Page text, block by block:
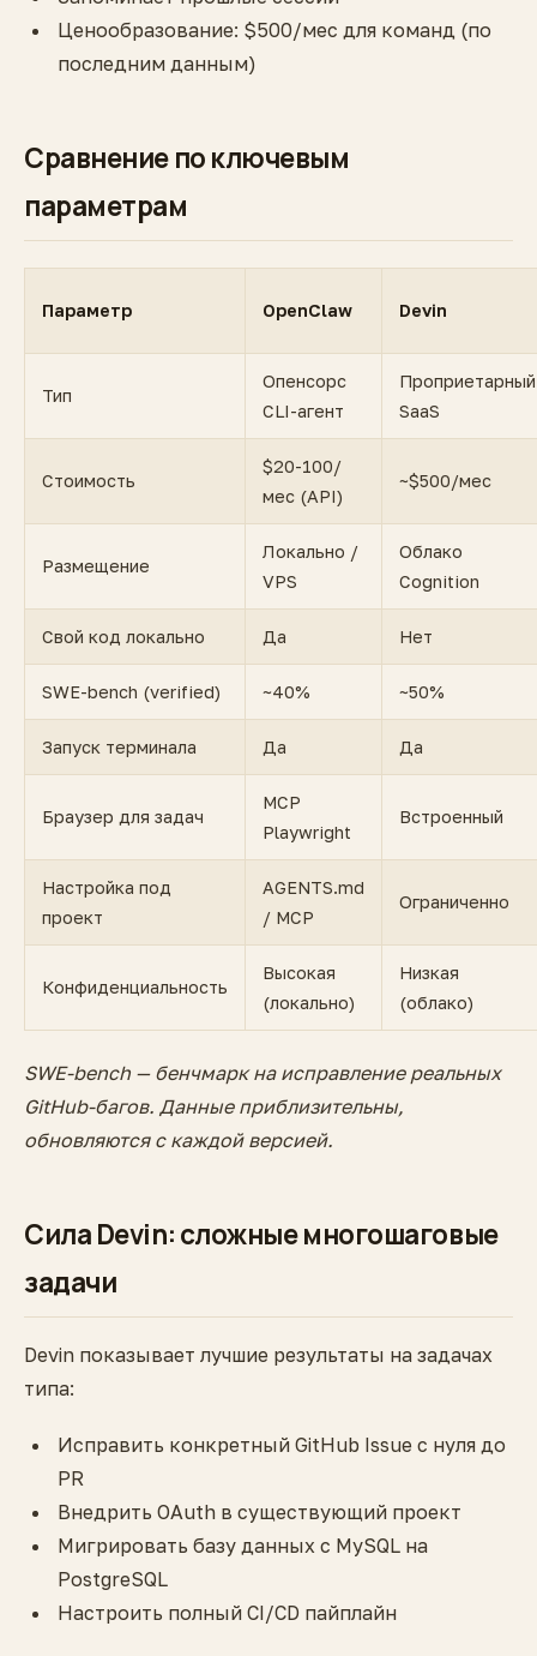
Ценообразование: $500/мес для команд (по
последним данным)
Сравнение по ключевым
параметрам
Параметр OpenClaw Devin
Тип
Опенсорс
CLI-агент
Проприетарный
SaaS
Стоимость
$20-100/
мес (API)
~$500/мес
Размещение
Локально /
VPS
Облако
Cognition
Свой код локально Да Нет
SWE-bench (verified) ~40% ~50%
Запуск терминала Да Да
Браузер для задач
MCP
Playwright
Встроенный
Настройка под
проект
AGENTS.md
/ MCP
Ограниченно
Конфиденциальность
Высокая
(локально)
Низкая
(облако)
SWE-bench — бенчмарк на исправление реальных
GitHub-багов. Данные приблизительны,
обновляются с каждой версией.
Сила Devin: сложные многошаговые
задачи
Devin показывает лучшие результаты на задачах
типа:
Исправить конкретный GitHub Issue с нуля до
PR
Внедрить OAuth в существующий проект
Мигрировать базу данных с MySQL на
PostgreSQL
Настроить полный CI/CD пайплайн